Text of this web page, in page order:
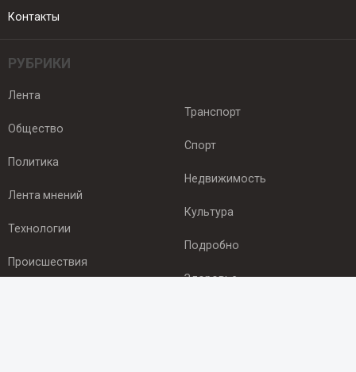
Контакты
РУБРИКИ
Лента
Общество
Политика
Лента мнений
Технологии
Происшествия
Транспорт
Спорт
Недвижимость
Культура
Подробно
Здоровье